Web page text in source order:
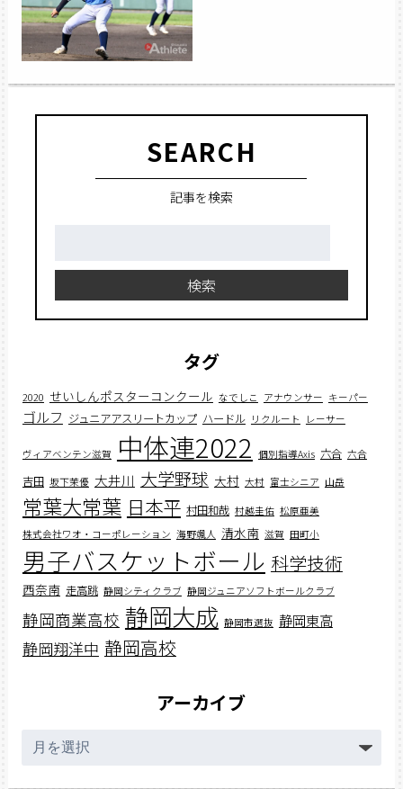
SEARCH
記事を検索
検索
タグ
2020 せいしんポスターコンクール なでしこ アナウンサー キーパー
ゴルフ ジュニアアスリートカップ ハードル リクルート レーサー
ヴィアベンテン滋賀 中体連2022 個別指導Axis 六合 六合
吉田 坂下茉優 大井川 大学野球 大村 大村 富士シニア 山岳
常葉大常葉 日本平 村田和哉 村越圭佑 松原亜美
株式会社ワオ・コーポレーション 海野颯人 清水南 滋賀 田町小
男子バスケットボール 科学技術
西奈南 走高跳 静岡シティクラブ 静岡ジュニアソフトボールクラブ
静岡商業高校 静岡大成 静岡市選抜 静岡東高
静岡翔洋中 静岡高校
アーカイブ
ー